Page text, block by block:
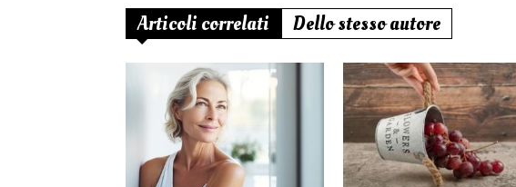
Articoli correlati Dello stesso autore